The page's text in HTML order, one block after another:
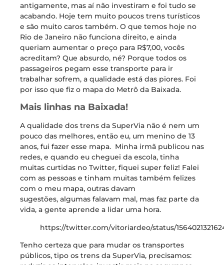
antigamente, mas aí não investiram e foi tudo se
acabando. Hoje tem muito poucos trens turísticos
e são muito caros também. O que temos hoje no
Rio de Janeiro não funciona direito, e ainda
queriam aumentar o preço para R$7,00, vocês
acreditam? Que absurdo, né? Porque todos os
passageiros pegam esse transporte para ir
trabalhar sofrem, a qualidade está das piores. Foi
por isso que fiz o mapa do Metrô da Baixada.
Mais linhas na Baixada!
A qualidade dos trens da SuperVia não é nem um
pouco das melhores, então eu, um menino de 13
anos, fui fazer esse mapa. Minha irmã publicou nas
redes, e quando eu cheguei da escola, tinha
muitas curtidas no Twitter, fiquei super feliz! Falei
com as pessoas e tinham muitas também felizes
com o meu mapa, outras davam
sugestões, algumas falavam mal, mas faz parte da
vida, a gente aprende a lidar uma hora.
https://twitter.com/vitoriardeo/status/
Tenho certeza que para mudar os transportes
públicos, tipo os trens da SuperVia, precisamos: